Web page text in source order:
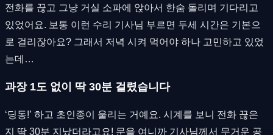
전화를 끊고 그냥 거실 소파에 앉아서 한숨 돌리며 기다리고
있었어요. 보통 이런 수리 기사님 부르면 두세 시간은 기본으
로 걸리잖아요? 그래서 저녁 시켜 먹어야 하나 고민하고 있었
는데…
과장 1도 없이 딱 30분 걸렸습니다
‘딩동!’ 하고 초인종이 울리는 거예요. 시계를 보니 전화 끊은
지 딱 30분 지났더라고요! 문을 여니까 기사님께서 무거운 공